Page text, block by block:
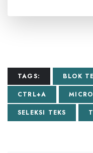
TAGS: BLOK
CTRL+A
SELEKSI TEKS